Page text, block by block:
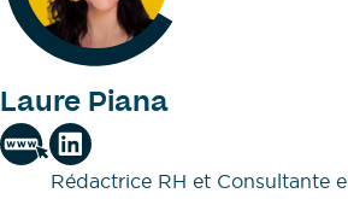
Laure Piana
Rédactrice RH et Consultante